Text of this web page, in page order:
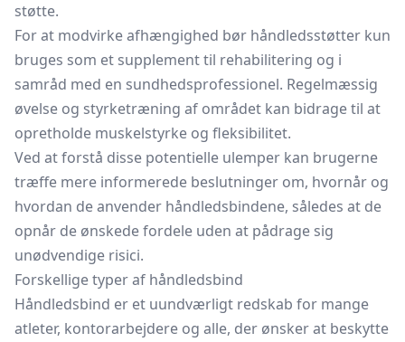
støtte.
For at modvirke afhængighed bør håndledsstøtter kun
bruges som et supplement til rehabilitering og i
samråd med en sundhedsprofessionel. Regelmæssig
øvelse og styrketræning af området kan bidrage til at
opretholde muskelstyrke og fleksibilitet.
Ved at forstå disse potentielle ulemper kan brugerne
træffe mere informerede beslutninger om, hvornår og
hvordan de anvender håndledsbindene, således at de
opnår de ønskede fordele uden at pådrage sig
unødvendige risici.
Forskellige typer af håndledsbind
Håndledsbind er et uundværligt redskab for mange
atleter, kontorarbejdere og alle, der ønsker at beskytte